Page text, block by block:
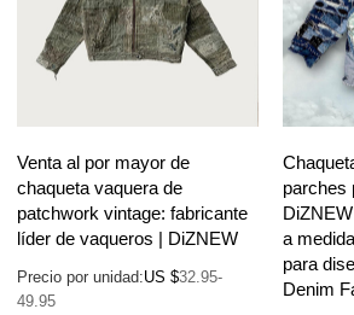
Venta al por mayor de
chaqueta vaquera de
patchwork vintage: fabricante
líder de vaqueros | DiZNEW
Precio por unidad:US $32.95-
49.95
parches
a
para
Denim